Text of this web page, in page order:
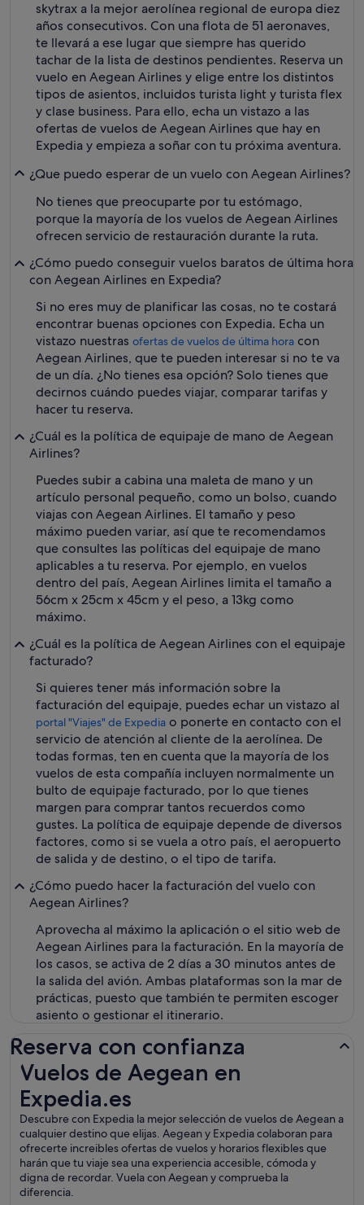
skytrax a la mejor aerolínea regional de europa diez
años consecutivos. Con una flota de 51 aeronaves,
te llevará a ese lugar que siempre has querido
tachar de la lista de destinos pendientes. Reserva un
vuelo en Aegean Airlines y elige entre los distintos
tipos de asientos, incluidos turista light y turista flex
y clase business. Para ello, echa un vistazo a las
ofertas de vuelos de Aegean Airlines que hay en
Expedia y empieza a soñar con tu próxima aventura.
¿Que puedo esperar de un vuelo con Aegean Airlines?
No tienes que preocuparte por tu estómago,
porque la mayoría de los vuelos de Aegean Airlines
ofrecen servicio de restauración durante la ruta.
¿Cómo puedo conseguir vuelos baratos de última hora
con Aegean Airlines en Expedia?
Si no eres muy de planificar las cosas, no te costará
encontrar buenas opciones con Expedia. Echa un
vistazo nuestras ofertas de vuelos de última hora con
Aegean Airlines, que te pueden interesar si no te va
de un día. ¿No tienes esa opción? Solo tienes que
decirnos cuándo puedes viajar, comparar tarifas y
hacer tu reserva.
¿Cuál es la política de equipaje de mano de Aegean
Airlines?
Puedes subir a cabina una maleta de mano y un
artículo personal pequeño, como un bolso, cuando
viajas con Aegean Airlines. El tamaño y peso
máximo pueden variar, así que te recomendamos
que consultes las políticas del equipaje de mano
aplicables a tu reserva. Por ejemplo, en vuelos
dentro del país, Aegean Airlines limita el tamaño a
56cm x 25cm x 45cm y el peso, a 13kg como
máximo.
¿Cuál es la política de Aegean Airlines con el equipaje
facturado?
Si quieres tener más información sobre la
facturación del equipaje, puedes echar un vistazo al
portal "Viajes" de Expedia o ponerte en contacto con el
servicio de atención al cliente de la aerolínea. De
todas formas, ten en cuenta que la mayoría de los
vuelos de esta compañía incluyen normalmente un
bulto de equipaje facturado, por lo que tienes
margen para comprar tantos recuerdos como
gustes. La política de equipaje depende de diversos
factores, como si se vuela a otro país, el aeropuerto
de salida y de destino, o el tipo de tarifa.
¿Cómo puedo hacer la facturación del vuelo con
Aegean Airlines?
Aprovecha al máximo la aplicación o el sitio web de
Aegean Airlines para la facturación. En la mayoría de
los casos, se activa de 2 días a 30 minutos antes de
la salida del avión. Ambas plataformas son la mar de
prácticas, puesto que también te permiten escoger
asiento o gestionar el itinerario.
Reserva con confianza
Vuelos de Aegean en
Expedia.es
Descubre con Expedia la mejor selección de vuelos de Aegean a
cualquier destino que elijas. Aegean y Expedia colaboran para
ofrecerte increibles ofertas de vuelos y horarios flexibles que
harán que tu viaje sea una experiencia accesible, cómoda y
digna de recordar. Vuela con Aegean y comprueba la
diferencia.
Vuelos de Aegean en Expedia.es